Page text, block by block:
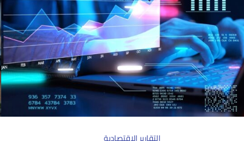
التقارير الاقتصادية